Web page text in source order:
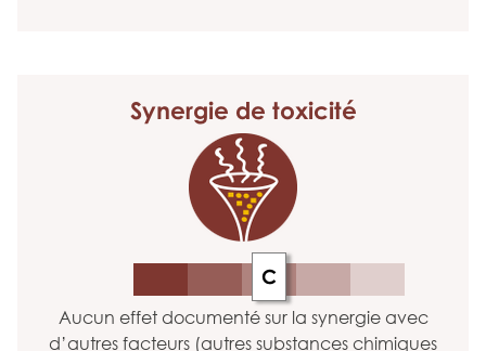
Synergie de toxicité
C
Aucun effet documenté sur la synergie avec
d’autres facteurs (autres substances chimiques